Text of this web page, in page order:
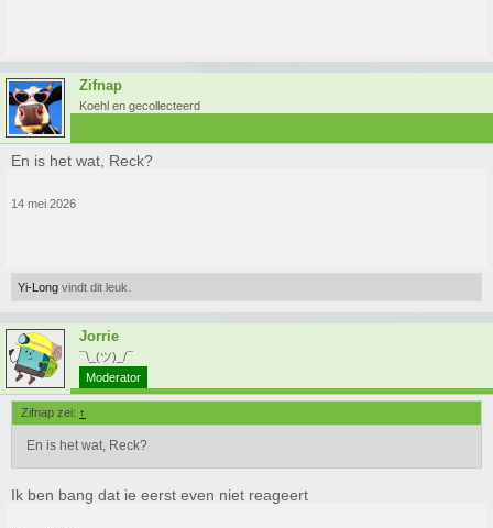
Zifnap
Koehl en gecollecteerd
En is het wat, Reck?
14 mei 2026
Yi-Long vindt dit leuk.
Jorrie
¯\_(ツ)_/¯
Moderator
Zifnap zei: ↑
En is het wat, Reck?
Ik ben bang dat ie eerst even niet reageert